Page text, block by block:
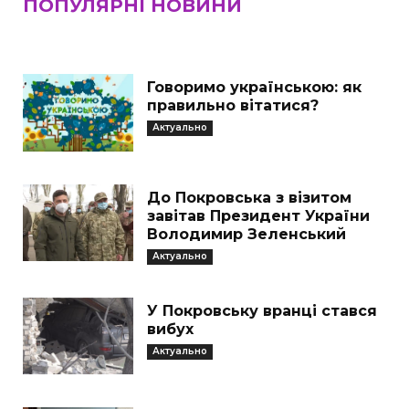
ПОПУЛЯРНІ НОВИНИ
Говоримо українською: як
правильно вітатися?
Актуально
До Покровська з візитом
завітав Президент України
Володимир Зеленський
Актуально
У Покровську вранці стався
вибух
Актуально